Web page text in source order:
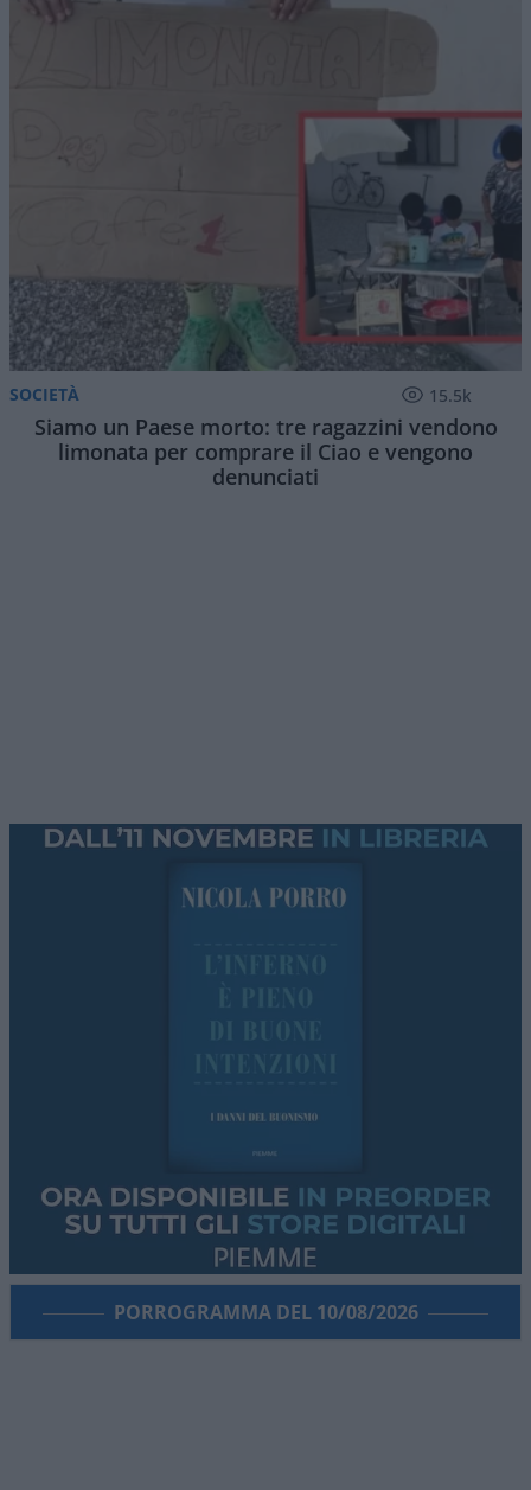
SOCIETÀ 15.5k
Siamo un Paese morto: tre ragazzini vendono
limonata per comprare il Ciao e vengono
denunciati
PORROGRAMMA DEL 10/08/2026